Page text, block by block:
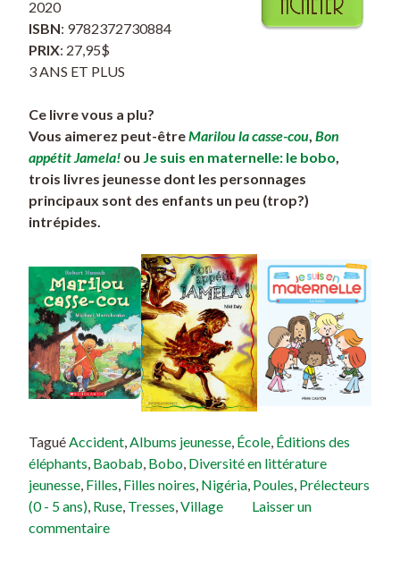
2020
ISBN: 9782372730884
PRIX: 27,95$
3 ANS ET PLUS
Ce livre vous a plu?
Vous aimerez peut-êtreMarilou la casse-cou, Bon
appétit Jamela! ou Je suis en maternelle: le bobo,
trois livres jeunesse dont les personnages
principaux sont des enfants un peu (trop?)
intrépides.
TaguéAccident,Albums jeunesse, École, Éditions des
éléphants, Baobab, Bobo, Diversité en littérature
jeunesse, Filles, Filles noires, Nigéria, Poules, Prélecteurs
(0 - 5 ans), Ruse, Tresses,Village
Laisser un
commentaire